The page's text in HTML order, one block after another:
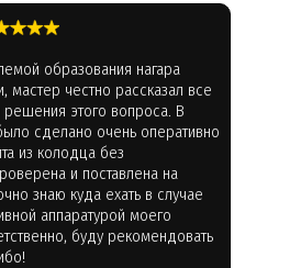
образования нагара
мастер честно рассказал все
этого вопроса. В
сделано очень оперативно
из колодца без
и поставлена на
знаю куда ехать в случае
аппаратурой моего
буду рекомендовать